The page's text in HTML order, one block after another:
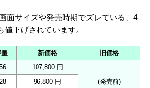
面サイズや発売時期でズレている、4
値下げされています。
量 新価格 旧価格
107,800 円
(発売前)
96,800 円